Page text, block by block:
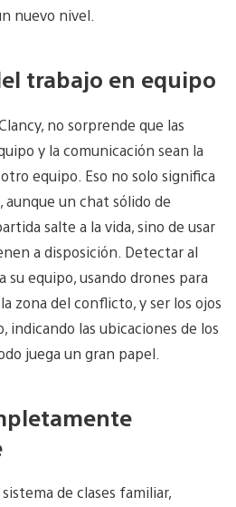
nuevo nivel.
trabajo en equipo
no sorprende que las
y la comunicación sean la
equipo. Eso no solo significa
un chat sólido de
salte a la vida, sino de usar
a disposición. Detectar al
su equipo, usando drones para
zona del conflicto, y ser los ojos
indicando las ubicaciones de los
juega un gran papel.
de clases familiar,